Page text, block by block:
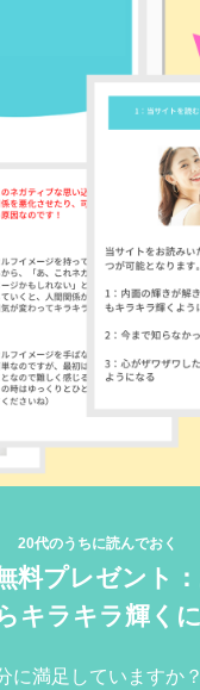
20代のうちに読んでおく
料プレゼント
キラキラ輝く
に満足していますか？